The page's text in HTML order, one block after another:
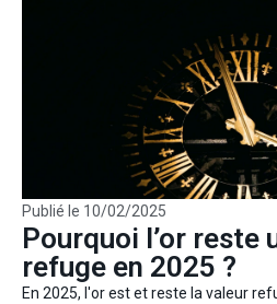
Publié le 10/02/2025
Pourquoi l’or reste
refuge en 2025 ?
En 2025, l'or est et reste la valeur